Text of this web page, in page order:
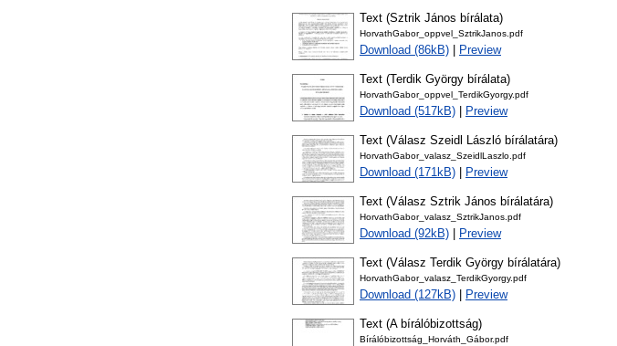
Text (Sztrik János bírálata)
HorvathGabor_oppvel_SztrikJanos.pdf
Download (86kB) Preview
Text (Terdik György bírálata)
HorvathGabor_oppvel_TerdikGyorgy.pdf
Download (517kB) Preview
Text (Válasz Szeidl László bírálatára)
HorvathGabor_valasz_SzeidlLaszlo.pdf
Download (171kB) Preview
Text (Válasz Sztrik János bírálatára)
HorvathGabor_valasz_SztrikJanos.pdf
Download (92kB) Preview
Text (Válasz Terdik György bírálatára)
HorvathGabor_valasz_TerdikGyorgy.pdf
Download (127kB) Preview
Text (A bírálóbizottság)
Bírálóbizottság_Horváth_Gábor.pdf